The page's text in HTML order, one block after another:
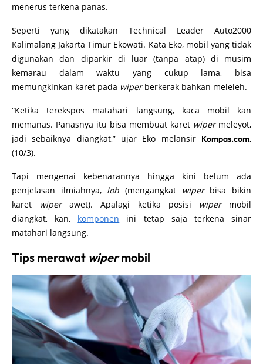
menerus terkena panas.
Seperti yang dikatakan Technical Leader Auto2000
Kalimalang Jakarta Timur Ekowati. Kata Eko, mobil yang tidak
digunakan dan diparkir di luar (tanpa atap) di musim
kemarau dalam waktu yang cukup lama, bisa
memungkinkan karet pada wiperberkerak bahkan meleleh.
“Ketika terekspos matahari langsung, kaca mobil kan
memanas. Panasnya itu bisa membuat karet wipermeleyot,
jadi sebaiknya diangkat,” ujar Eko melansir Kompas.com,
(10/3).
Tapi mengenai kebenarannya hingga kini belum ada
penjelasan ilmiahnya, loh (mengangkat wiperbisa bikin
karet wiperawet). Apalagi ketika posisi wipermobil
diangkat, kan, komponen ini tetap saja terkena sinar
matahari langsung.
Tips merawat wipermobil